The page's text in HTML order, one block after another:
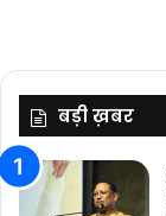
बड़ी ख़बर